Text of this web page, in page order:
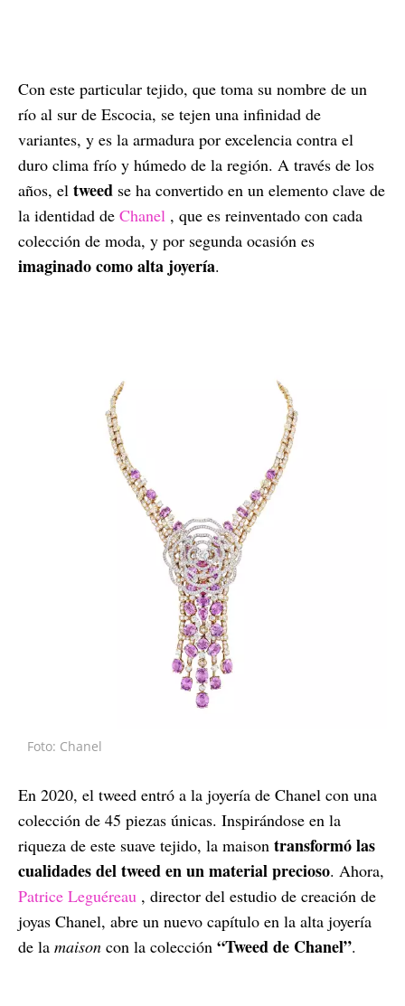
Con este particular tejido, que toma su nombre de un
río al sur de Escocia, se tejen una infinidad de
variantes, y es la armadura por excelencia contra el
duro clima frío y húmedo de la región. A través de los
años, el tweed se ha convertido en un elemento clave de
la identidad de Chanel , que es reinventado con cada
colección de moda, y por segunda ocasión es
imaginado como alta joyería.
Foto: Chanel
En 2020, el tweed entró a la joyería de Chanel con una
colección de 45 piezas únicas. Inspirándose en la
riqueza de este suave tejido, la maison transformó las
cualidades del tweed en un material precioso. Ahora,
Patrice Leguéreau , director del estudio de creación de
joyas Chanel, abre un nuevo capítulo en la alta joyería
de la maison con la colección “Tweed de Chanel”.